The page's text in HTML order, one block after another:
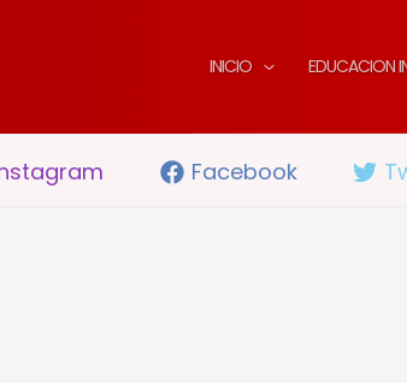
INICIO EDUCACION
Facebook